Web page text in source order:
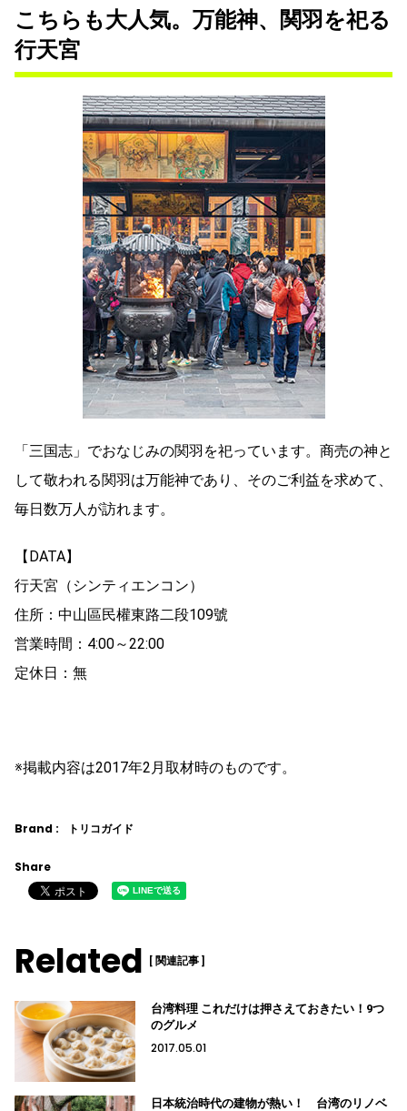
こちらも大人気。万能神、関羽を祀る
行天宮
「三国志」でおなじみの関羽を祀っています。商売の神と
して敬われる関羽は万能神であり、そのご利益を求めて、
毎日数万人が訪れます。
【DATA】
行天宮（シンティエンコン）
住所：中山區民權東路二段109號
営業時間：4:00～22:00
定休日：無
※掲載内容は2017年2月取材時のものです。
Brand : トリコガイド
Share
Related [ 関連記事 ]
台湾料理 これだけは押さえておきたい！9つ
のグルメ
2017.05.01
日本統治時代の建物が熱い！ 台湾のリノベ